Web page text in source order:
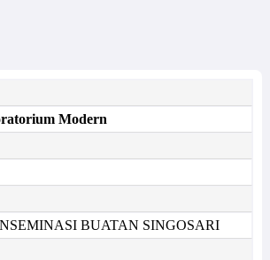
Modern
BUATAN SINGOSARI